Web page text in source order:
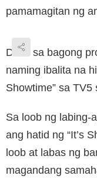
pamamagitan ng
Dahil sa bagong
naming ibalita na
Showtime” sa
Sa loob ng labing-
ang hatid ng “It’s
loob at labas ng
magandang